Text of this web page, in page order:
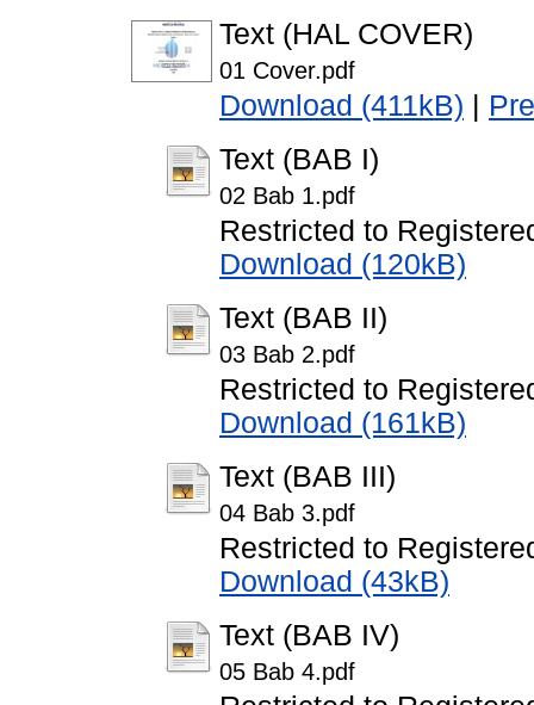
Text (HAL COVER)
01 Cover.pdf
Download (411kB)
Text (BAB I)
02 Bab 1.pdf
Restricted to
Download (120kB)
Text (BAB II)
03 Bab 2.pdf
Restricted to
Download (161kB)
Text (BAB III)
04 Bab 3.pdf
Restricted to
Download (43kB)
Text (BAB IV)
05 Bab 4.pdf